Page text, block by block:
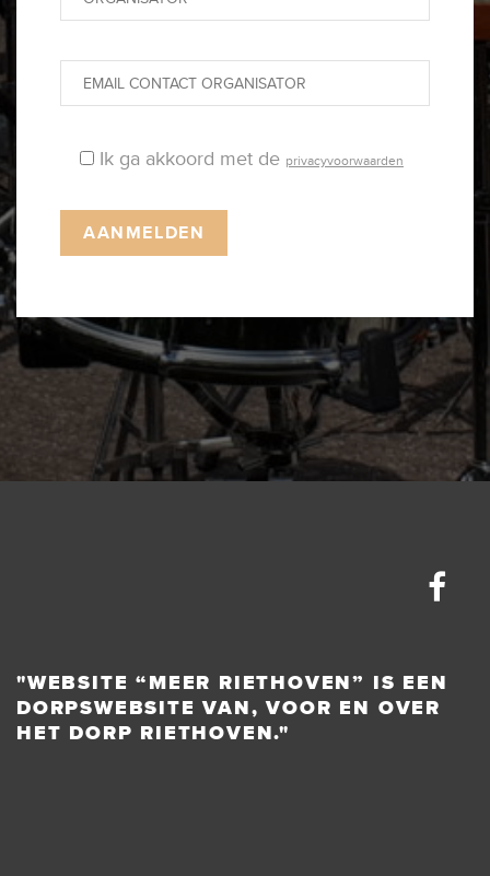
Ik ga akkoord met de privacyvoorwaarden
"WEBSITE “MEER RIETHOVEN” IS EEN
DORPSWEBSITE VAN, VOOR EN OVER
HET DORP RIETHOVEN."